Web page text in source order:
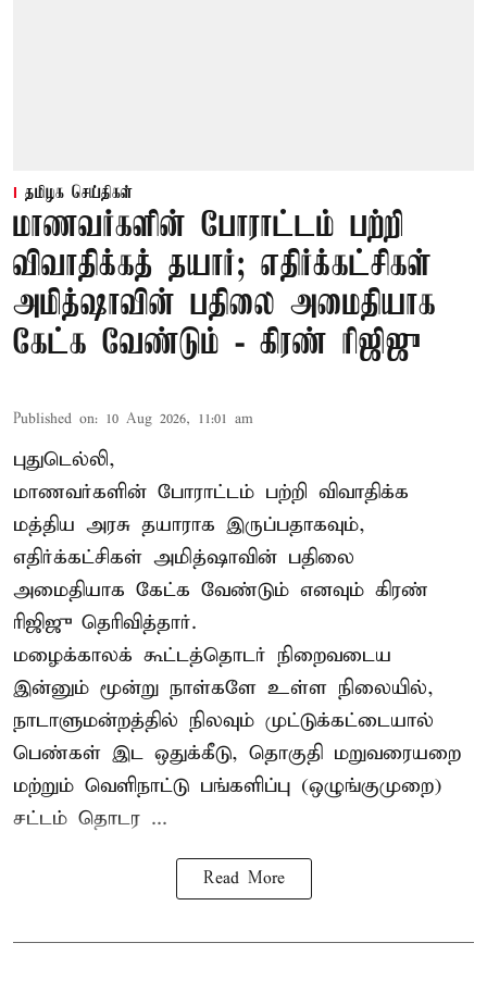
தமிழக செய்திகள்
மாணவர்களின் போராட்டம் பற்றி
விவாதிக்கத் தயார்; எதிர்க்கட்சிகள்
அமித்ஷாவின் பதிலை அமைதியாக
கேட்க வேண்டும் - கிரண் ரிஜிஜு
Published on: 10 Aug 2026, 11:01 am
புதுடெல்லி,
மாணவர்களின் போராட்டம் பற்றி விவாதிக்க
மத்திய அரசு தயாராக இருப்பதாகவும்,
எதிர்க்கட்சிகள் அமித்ஷாவின் பதிலை
அமைதியாக கேட்க வேண்டும் எனவும் கிரண்
ரிஜிஜு தெரிவித்தார்.
மழைக்காலக் கூட்டத்தொடர் நிறைவடைய
இன்னும் மூன்று நாள்களே உள்ள நிலையில்,
நாடாளுமன்றத்தில் நிலவும் முட்டுக்கட்டையால்
பெண்கள் இட ஒதுக்கீடு, தொகுதி மறுவரையறை
மற்றும் வெளிநாட்டு பங்களிப்பு (ஒழுங்குமுறை)
சட்டம் தொடர ...
Read More